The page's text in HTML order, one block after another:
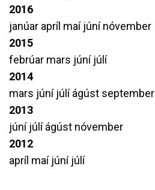
2016
janúar apríl maí júnínóvember
2015
febrúar mars júní júlí
2014
mars júní júlíágúst september
2013
júní júlíágúst nóvember
2012
apríl maí júní júlí